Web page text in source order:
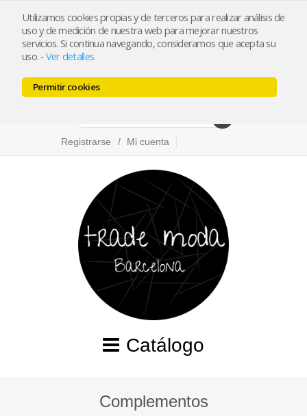
Utilizamos cookies propias y de terceros para realizar análisis de
uso y de medición de nuestra web para mejorar nuestros
servicios. Si continua navegando, consideramos que acepta su
uso.-Ver detalles
Permitir cookies
info@trademoda.com 93.439.26.92
Pulse para llamar
Registrarse Mi cuenta
Catálogo
Complementos